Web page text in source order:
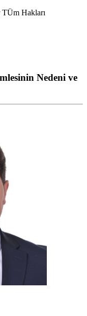
Hakları
Nedeni ve